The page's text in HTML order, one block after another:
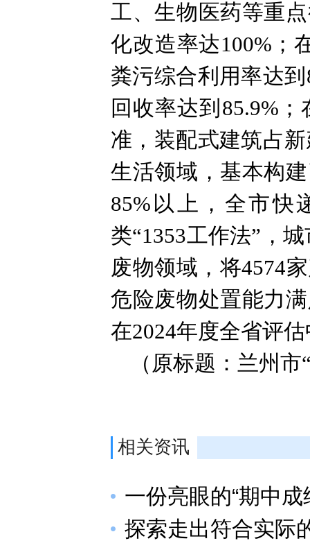
工、生物医药等重
化改造率达100%；
粪污综合利用率达
回收率达到85.9%
准，装配式建筑占
生活领域，基本构
85%以上，全市快
类“1353工作法”，
废物领域，将4574
危险废物处置能力
在2024年度全省评
（原标题：兰州
相关资讯
一份亮眼的“期中成
探索走出符合实际